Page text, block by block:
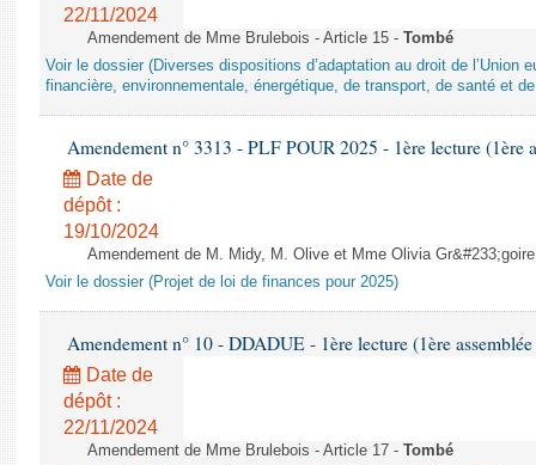
22/11/2024
Amendement de Mme Brulebois - Article 15 - Tombé
Voir le dossier (Diverses dispositions d’adaptation au droit de l’Union
financière, environnementale, énergétique, de transport, de santé et
Amendement n° 3313 - PLF POUR 2025 - 1ère lecture (1ère
Date de
dépôt :
19/10/2024
Amendement de M. Midy, M. Olive et Mme Olivia
Voir le dossier (Projet de loi de finances pour 2025)
Amendement n° 10 - DDADUE - 1ère lecture (1ère
Date de
dépôt :
22/11/2024
Amendement de Mme Brulebois - Article 17 - Tombé